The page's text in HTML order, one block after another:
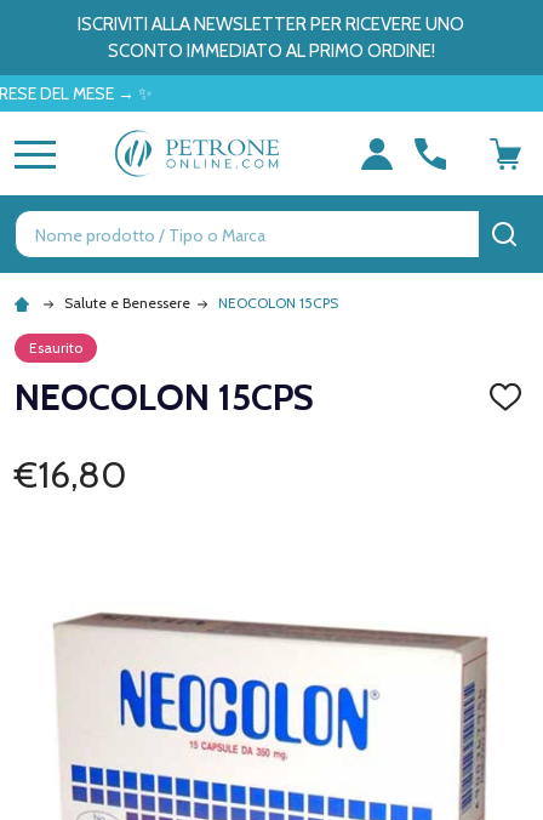
ISCRIVITI ALLA NEWSLETTER PER RICEVERE UNO
SCONTO IMMEDIATO AL PRIMO ORDINE!
MESE → ✨
Ricerca
Salute e Benessere NEOCOLON 15CPS
Esaurito
NEOCOLON 15CPS
€16,80